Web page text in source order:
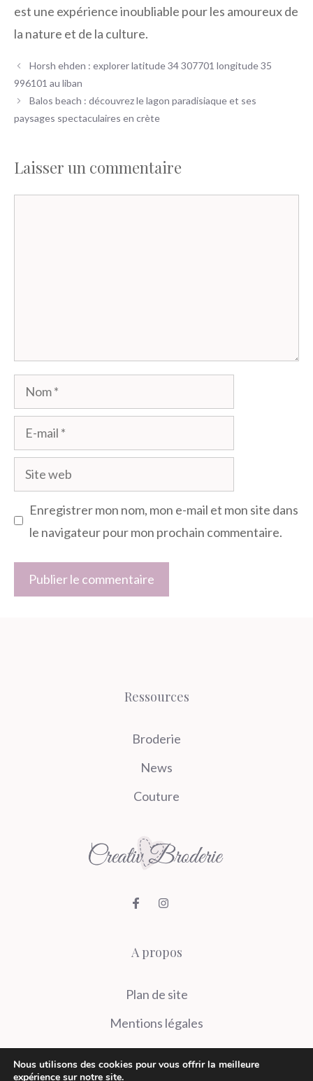
est une expérience inoubliable pour les amoureux de
la nature et de la culture.
Horsh ehden : explorer latitude 34 307701 longitude 35
996101 au liban
Balos beach : découvrez le lagon paradisiaque et ses
paysages spectaculaires en crète
Laisser un commentaire
Nom
mail
Site
web
Enregistrer mon nom, mon e-mail et mon site dans
le navigateur pour mon prochain commentaire.
Ressources
Broderie
News
Couture
A propos
Plan de site
Mentions légales
Contact
Nous utilisons des cookies pour vous offrir la meilleure
expérience sur notre site.